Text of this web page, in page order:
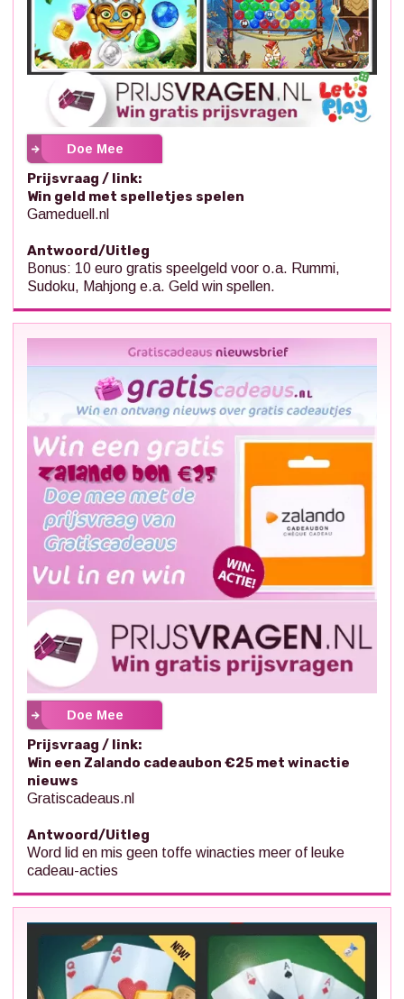
Doe Mee
Prijsvraag / link:
Win geld met spelletjes spelen
Gameduell.nl
Antwoord/Uitleg
Bonus: 10 euro gratis speelgeld voor o.a. Rummi,
Sudoku, Mahjong e.a. Geld win spellen.
Doe Mee
Prijsvraag / link:
Win een Zalando cadeaubon €25 met winactie
nieuws
Gratiscadeaus.nl
Antwoord/Uitleg
Word lid en mis geen toffe winacties meer of leuke
cadeau-acties